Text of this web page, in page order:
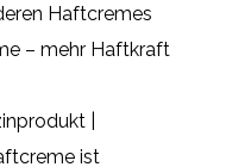
Haftcremes
– mehr Haftkraft
|
ist